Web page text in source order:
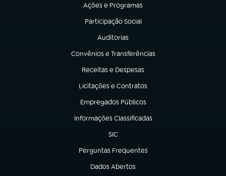
Ações e Programas
(abre em nova aba)
Participação Social
(abre em nova aba)
Auditorias
(abre em nova aba)
Convênios e Transferências
(abre em nova aba)
Receitas e Despesas
(abre em nova aba)
Licitações e Contratos
(abre em nova aba)
Empregados Públicos
(abre em nova aba)
Informações Classificadas
(abre em nova aba)
SIC
(abre em nova aba)
Perguntas Frequentes
(abre em nova aba)
Dados Abertos
(abre em nova aba)